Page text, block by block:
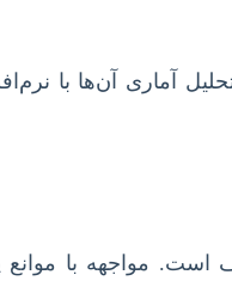
مواجهه با موانع